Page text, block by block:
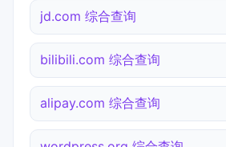
jd.com 综合查询
bilibili.com 综合查询
alipay.com 综合查询